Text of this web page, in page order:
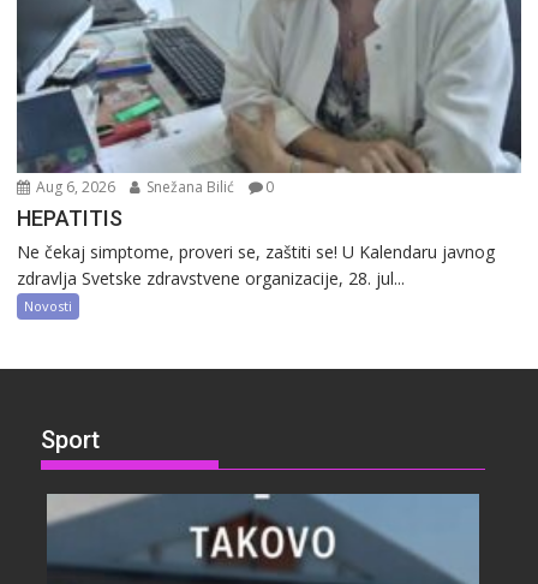
Aug 6, 2026 Snežana Bilić 0
HEPATITIS
Ne čekaj simptome, proveri se, zaštiti se! U Kalendaru javnog
zdravlja Svetske zdravstvene organizacije, 28. jul...
Novosti
Sport